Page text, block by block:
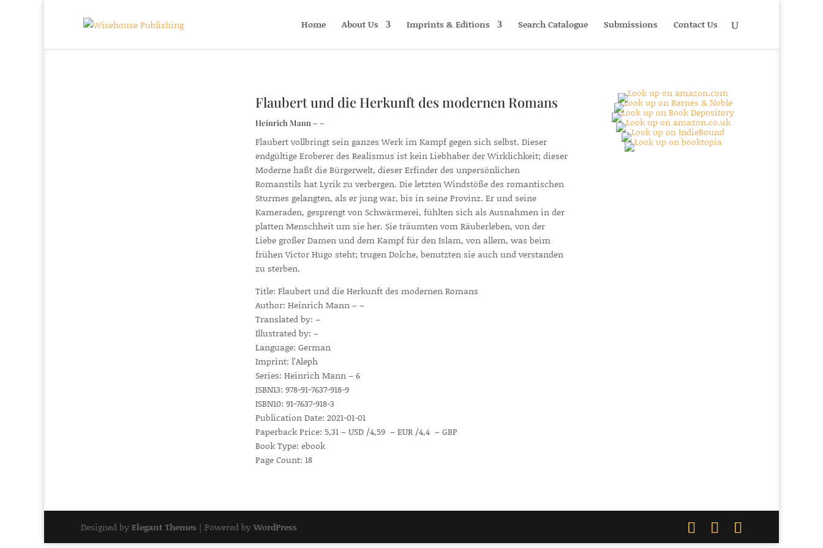
Home About Us Imprints & Editions Search Catalogue Submissions Contact Us
Flaubert und die Herkunft des modernen Romans
Heinrich Mann – –
Flaubert vollbringt sein ganzes Werk im Kampf gegen sich selbst. Dieser
endgültige Eroberer des Realismus ist kein Liebhaber der Wirklichkeit; dieser
Moderne haßt die Bürgerwelt, dieser Erfinder des unpersönlichen
Romanstils hat Lyrik zu verbergen. Die letzten Windstöße des romantischen
Sturmes gelangten, als er jung war, bis in seine Provinz. Er und seine
Kameraden, gesprengt von Schwärmerei, fühlten sich als Ausnahmen in der
platten Menschheit um sie her. Sie träumten vom Räuberleben, von der
Liebe großer Damen und dem Kampf für den Islam, von allem, was beim
frühen Victor Hugo steht; trugen Dolche, benutzten sie auch und verstanden
zu sterben.
Title: Flaubert und die Herkunft des modernen Romans
Author: Heinrich Mann – –
Translated by: –
Illustrated by: –
Language: German
Imprint: l’Aleph
Series: Heinrich Mann – 6
ISBN13: 978-91-7637-918-9
ISBN10: 91-7637-918-3
Publication Date: 2021-01-01
Paperback Price: 5,31 – USD /4,59 – EUR /4,4 – GBP
Book Type: ebook
Page Count: 18
Designed byElegant Themes | Powered byWordPress